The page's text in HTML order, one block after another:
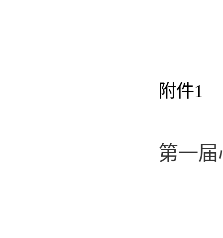
附件1
第一